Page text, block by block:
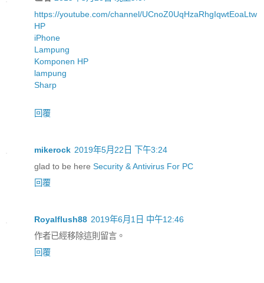
https://youtube.com/channel/UCnoZ0UqHzaRhgIqwtEoaLtw
HP
iPhone
Lampung
Komponen HP
lampung
Sharp
回覆
mikerock 2019年5月22日 下午3:24
glad to be here Security & Antivirus For PC
回覆
Royalflush88 2019年6月1日 中午12:46
作者已經移除這則留言。
回覆